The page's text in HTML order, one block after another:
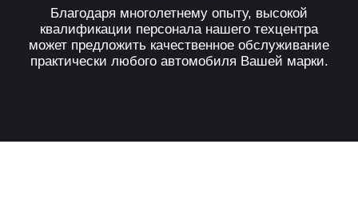
Благодаря многолетнему опыту, высокой
квалификации персонала нашего техцентра
может предложить качественное обслуживание
практически любого автомобиля Вашей марки.